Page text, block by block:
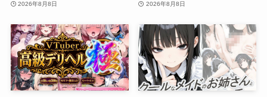
2026年8月8日 2026年8月8日